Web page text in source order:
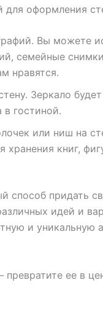
для оформления
Вы можете
семейные
нравятся.
Зеркало
гостиной.
или ниш на
книг,
способ придать
идей и
и уникальную
ее в